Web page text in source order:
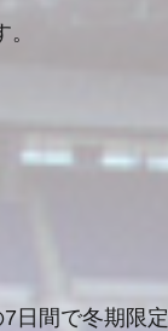
7 日間で冬期限定